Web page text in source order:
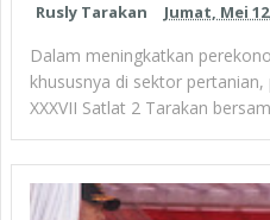
Rusly Tarakan Jumat, Mei
Dalam meningkatkan
khususnya di sektor
XXXVII Satlat 2 Tarakan